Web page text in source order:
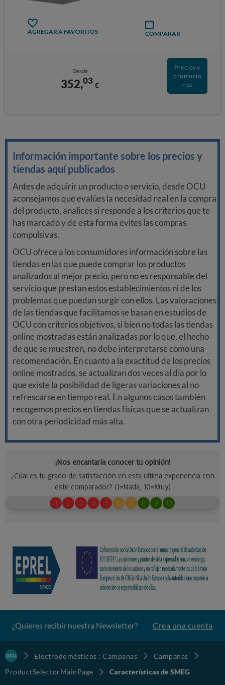
AGREGAR A FAVORITOS COMPARAR
Desde
352,03 €
Precios y
promocio
nes
Información importante sobre los precios y
tiendas aquí publicados
Antes de adquirir un producto o servicio, desde OCU
aconsejamos que evalúes la necesidad real en la compra
del producto, analices si responde a los criterios que te
has marcado y de esta forma evites las compras
compulsivas.
OCU ofrece a los consumidores información sobre las
tiendas en las que puede comprar los productos
analizados al mejor precio, pero no es responsable del
servicio que prestan estos establecimientos ni de los
problemas que puedan surgir con ellos. Las valoraciones
de las tiendas que facilitamos se basan en estudios de
OCU con criterios objetivos, si bien no todas las tiendas
online mostradas están analizadas por lo que, el hecho
de que se muestren, no debe interpretarse como una
recomendación. En cuanto a la exactitud de los precios
online mostrados, se actualizan dos veces al día por lo
que existe la posibilidad de ligeras variaciones al no
refrescarse en tiempo real. En algunos casos también
recogemos precios en tiendas físicas que se actualizan
con otra periodicidad más alta.
¿Quieres recibir nuestra Newsletter? Crea una cuenta
Electrodomésticos : Campanas
Campanas
ProductSelectorMainPage
Características de SMEG